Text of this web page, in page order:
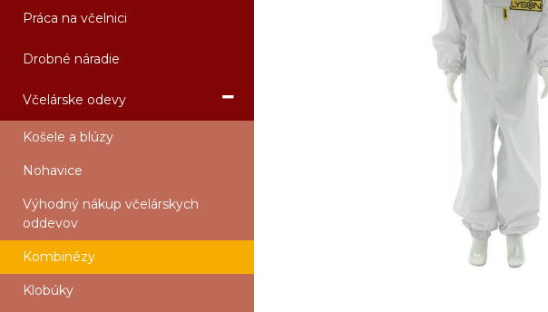
Práca na včelnici
Drobné náradie
Včelárske odevy
Košele a blúzy
Nohavice
Výhodný nákup včelárskych
oddevov
Kombinézy
Klobúky